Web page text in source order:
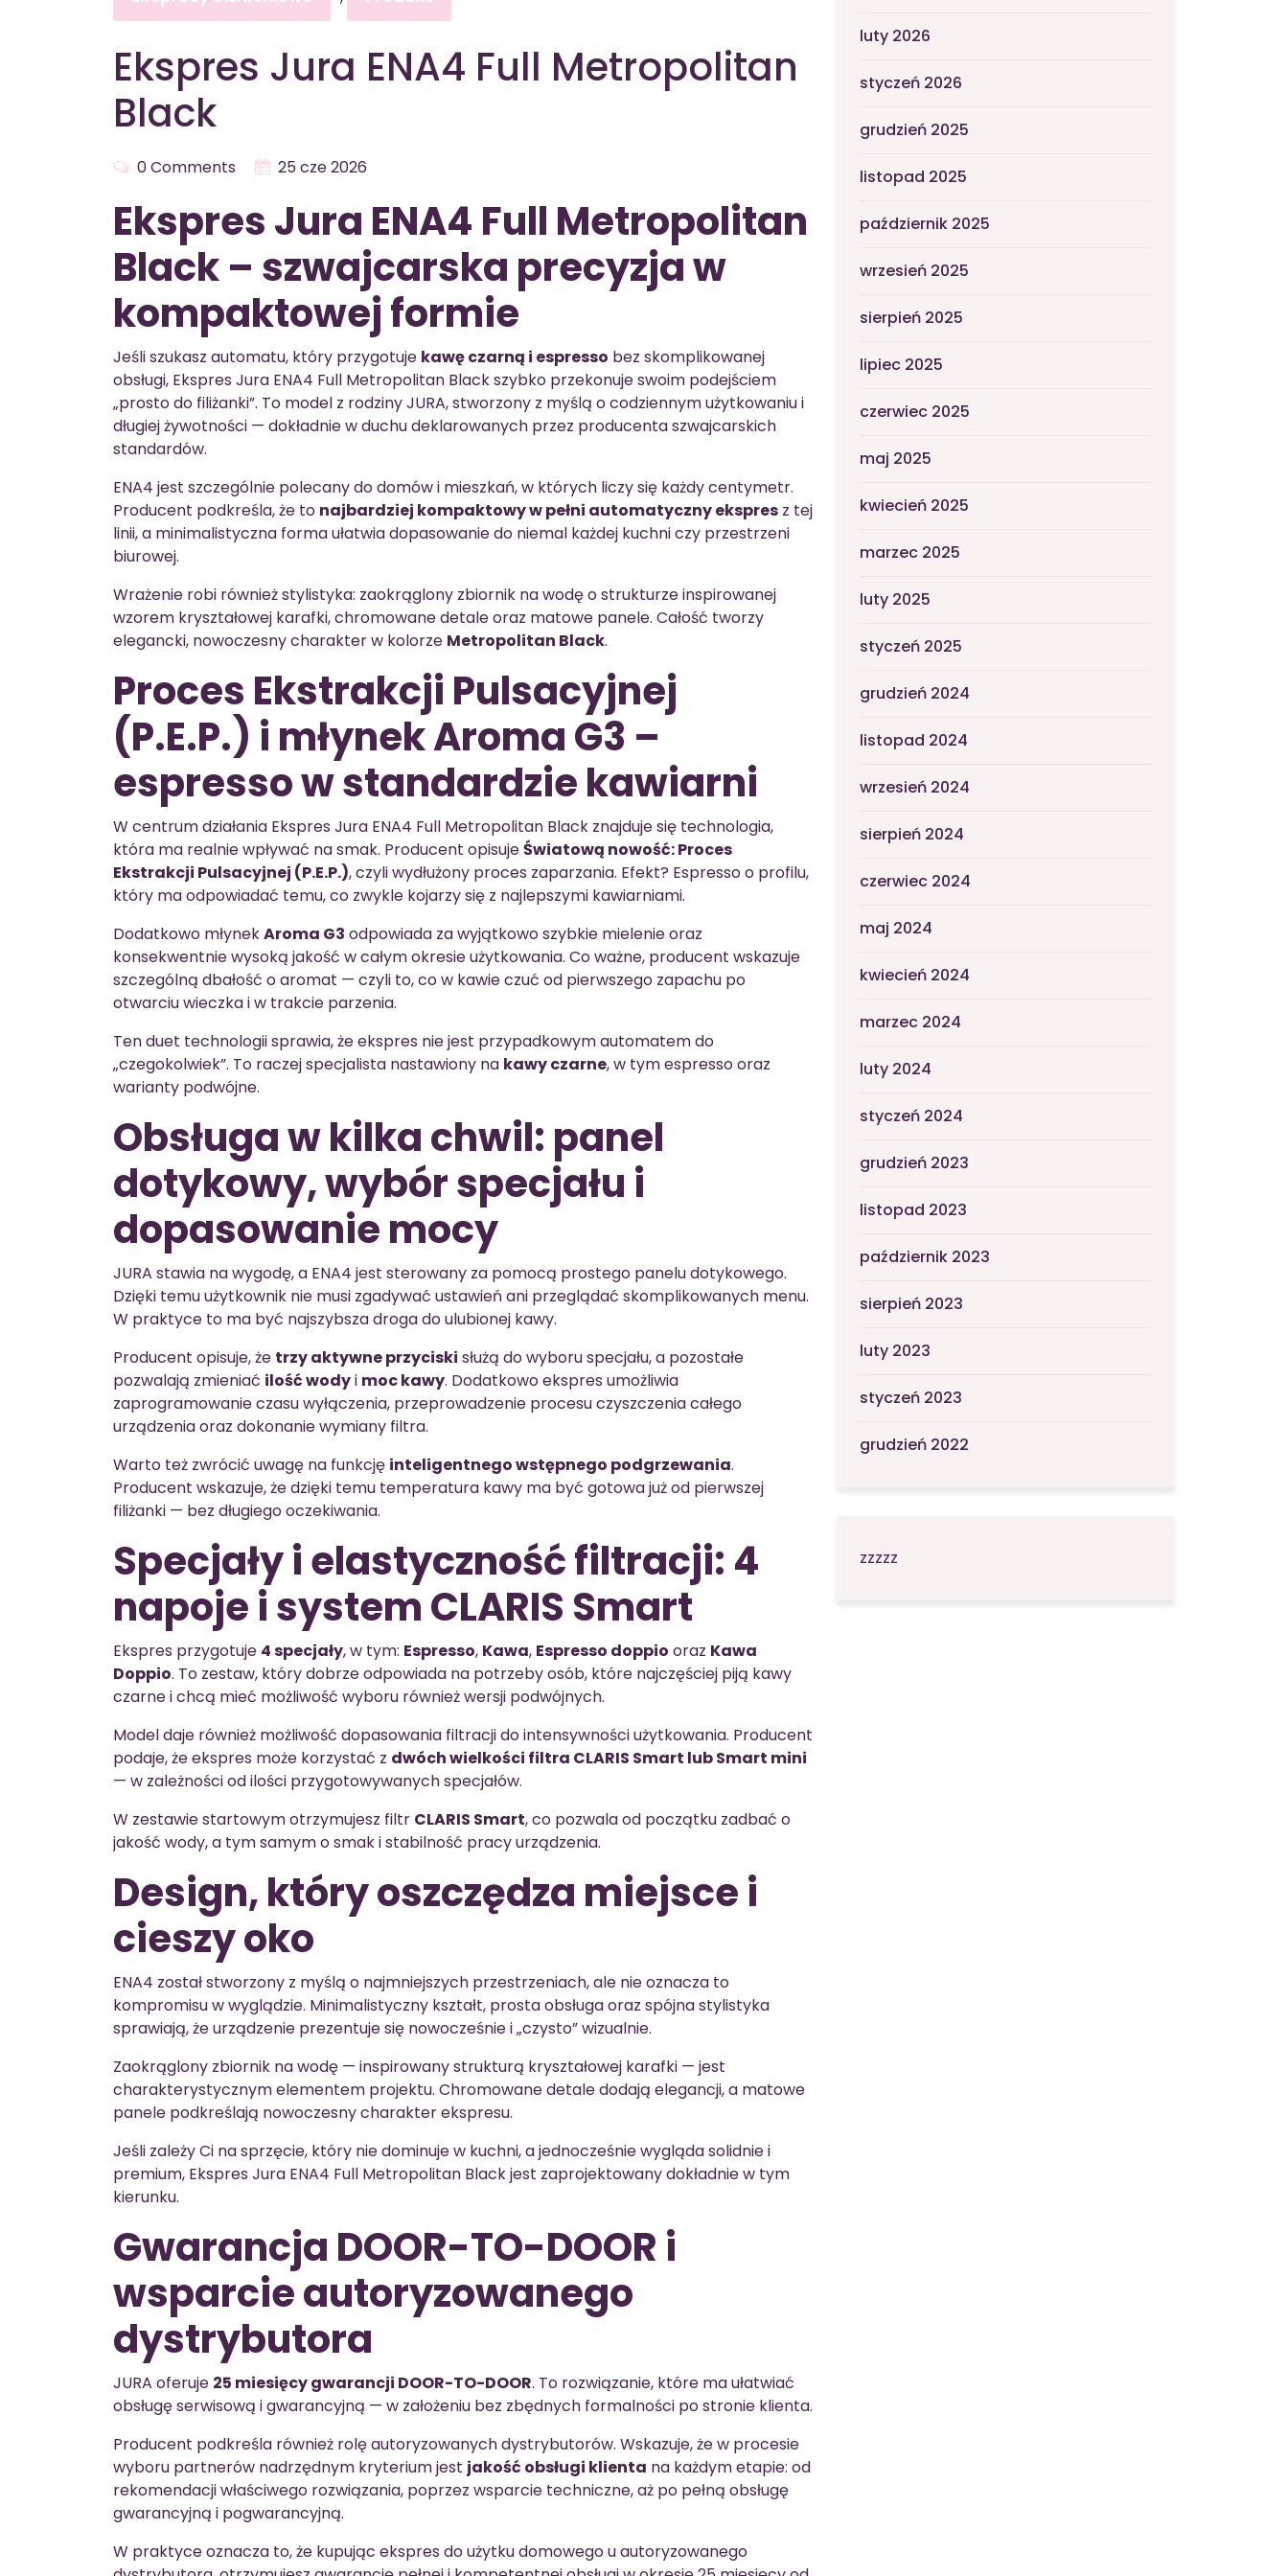
Ekspres Jura ENA4 Full Metropolitan
Black
0 Comments 25 cze 2026
Ekspres Jura ENA4 Full Metropolitan
Black – szwajcarska precyzja w
kompaktowej formie
Jeśli szukasz automatu, który przygotuje kawę czarną i espresso bez skomplikowanej
obsługi, Ekspres Jura ENA4 Full Metropolitan Black szybko przekonuje swoim podejściem
„prosto do filiżanki”. To model z rodziny JURA, stworzony z myślą o codziennym użytkowaniu i
długiej żywotności — dokładnie w duchu deklarowanych przez producenta szwajcarskich
standardów.
ENA4 jest szczególnie polecany do domów i mieszkań, w których liczy się każdy centymetr.
Producent podkreśla, że to najbardziej kompaktowy w pełni automatyczny ekspres z tej
linii, a minimalistyczna forma ułatwia dopasowanie do niemal każdej kuchni czy przestrzeni
biurowej.
Wrażenie robi również stylistyka: zaokrąglony zbiornik na wodę o strukturze inspirowanej
wzorem kryształowej karafki, chromowane detale oraz matowe panele. Całość tworzy
elegancki, nowoczesny charakter w kolorze Metropolitan Black.
Proces Ekstrakcji Pulsacyjnej
(P.E.P.) i młynek Aroma G3 –
espresso w standardzie kawiarni
W centrum działania Ekspres Jura ENA4 Full Metropolitan Black znajduje się technologia,
która ma realnie wpływać na smak. Producent opisujeŚwiatową nowość: Proces
Ekstrakcji Pulsacyjnej (P.E.P.), czyli wydłużony proces zaparzania. Efekt? Espresso o profilu,
który ma odpowiadać temu, co zwykle kojarzy się z najlepszymi kawiarniami.
Dodatkowo młynekAroma G3 odpowiada za wyjątkowo szybkie mielenie oraz
konsekwentnie wysoką jakość w całym okresie użytkowania. Co ważne, producent wskazuje
szczególną dbałość o aromat — czyli to, co w kawie czuć od pierwszego zapachu po
otwarciu wieczka i w trakcie parzenia.
Ten duet technologii sprawia, że ekspres nie jest przypadkowym automatem do
„czegokolwiek”. To raczej specjalista nastawiony na kawy czarne, w tym espresso oraz
warianty podwójne.
Obsługa w kilka chwil: panel
dotykowy, wybór specjału i
dopasowanie mocy
JURA stawia na wygodę, a ENA4 jest sterowany za pomocą prostego panelu dotykowego.
Dzięki temu użytkownik nie musi zgadywać ustawień ani przeglądać skomplikowanych menu.
W praktyce to ma być najszybsza droga do ulubionej kawy.
Producent opisuje, że trzy aktywne przyciski służą do wyboru specjału, a pozostałe
pozwalają zmieniać ilość wodyi moc kawy. Dodatkowo ekspres umożliwia
zaprogramowanie czasu wyłączenia, przeprowadzenie procesu czyszczenia całego
urządzenia oraz dokonanie wymiany filtra.
Warto też zwrócić uwagę na funkcję inteligentnego wstępnego podgrzewania.
Producent wskazuje, że dzięki temu temperatura kawy ma być gotowa już od pierwszej
filiżanki — bez długiego oczekiwania.
Specjały i elastyczność filtracji: 4
napoje i system CLARIS Smart
Ekspres przygotuje 4 specjały, w tym: Espresso, Kawa, Espresso doppio oraz Kawa
Doppio. To zestaw, który dobrze odpowiada na potrzeby osób, które najczęściej piją kawy
czarne i chcą mieć możliwość wyboru również wersji podwójnych.
Model daje również możliwość dopasowania filtracji do intensywności użytkowania. Producent
podaje, że ekspres może korzystać z dwóch wielkości filtra CLARIS Smart lub Smart mini
— w zależności od ilości przygotowywanych specjałów.
W zestawie startowym otrzymujesz filtr CLARIS Smart, co pozwala od początku zadbać o
jakość wody, a tym samym o smak i stabilność pracy urządzenia.
Design, który oszczędza miejsce i
cieszy oko
ENA4 został stworzony z myślą o najmniejszych przestrzeniach, ale nie oznacza to
kompromisu w wyglądzie. Minimalistyczny kształt, prosta obsługa oraz spójna stylistyka
sprawiają, że urządzenie prezentuje się nowocześnie i „czysto” wizualnie.
Zaokrąglony zbiornik na wodę — inspirowany strukturą kryształowej karafki — jest
charakterystycznym elementem projektu. Chromowane detale dodają elegancji, a matowe
panele podkreślają nowoczesny charakter ekspresu.
Jeśli zależy Ci na sprzęcie, który nie dominuje w kuchni, a jednocześnie wygląda solidnie i
premium, Ekspres Jura ENA4 Full Metropolitan Black jest zaprojektowany dokładnie w tym
kierunku.
Gwarancja DOOR-TO-DOOR i
wsparcie autoryzowanego
dystrybutora
JURA oferuje 25 miesięcy gwarancji DOOR-TO-DOOR. To rozwiązanie, które ma ułatwiać
obsługę serwisową i gwarancyjną — w założeniu bez zbędnych formalności po stronie klienta.
Producent podkreśla również rolę autoryzowanych dystrybutorów. Wskazuje, że w procesie
wyboru partnerów nadrzędnym kryterium jest jakość obsługi klienta na każdym etapie: od
rekomendacji właściwego rozwiązania, poprzez wsparcie techniczne, aż po pełną obsługę
gwarancyjną i pogwarancyjną.
W praktyce oznacza to, że kupując ekspres do użytku domowego u autoryzowanego
luty 2026
styczeń 2026
grudzień 2025
listopad 2025
październik 2025
wrzesień 2025
sierpień 2025
lipiec 2025
czerwiec 2025
maj 2025
kwiecień 2025
marzec 2025
luty 2025
styczeń 2025
grudzień 2024
listopad 2024
wrzesień 2024
sierpień 2024
czerwiec 2024
maj 2024
kwiecień 2024
marzec 2024
luty 2024
styczeń 2024
grudzień 2023
listopad 2023
październik 2023
sierpień 2023
luty 2023
styczeń 2023
grudzień 2022
zzzzz